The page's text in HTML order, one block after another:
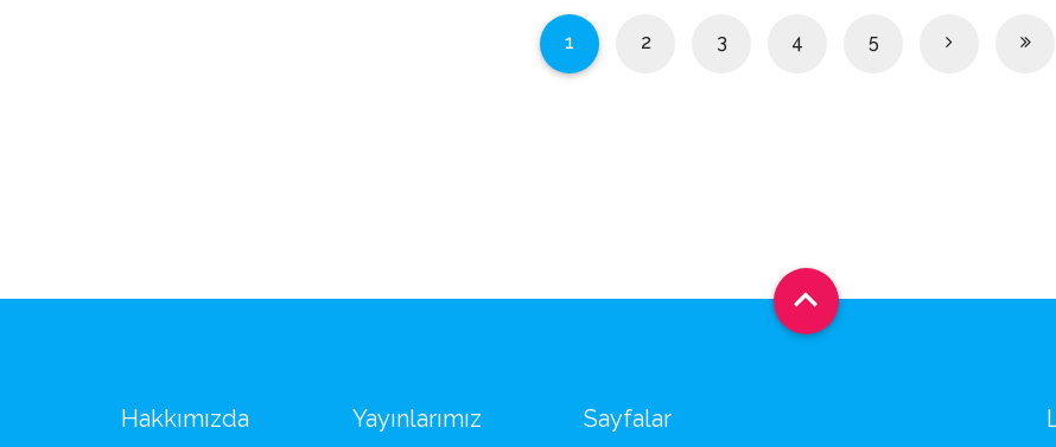
1 2 3 4 5

Hakkımızda Yayınlarımız Sayfalar